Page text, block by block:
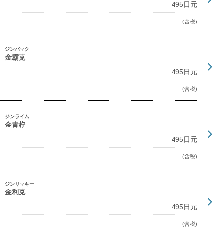
495日元
(含税)
ジンバック
金霸克
495日元
(含税)
ジンライム
金青柠
495日元
(含税)
ジンリッキー
金利克
495日元
(含税)